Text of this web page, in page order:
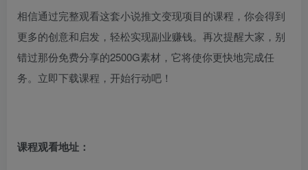
相信通过完整观看这套小说推文变现项目的课程，你会得到
更多的创意和启发，轻松实现副业赚钱。再次提醒大家，别
错过那份免费分享的2500G素材，它将使你更快地完成任
务。立即下载课程，开始行动吧！
课程观看地址：